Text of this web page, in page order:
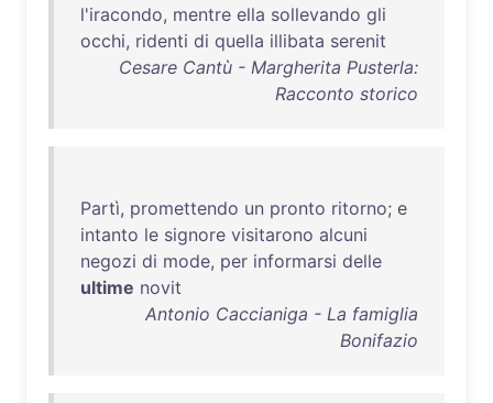
l'iracondo, mentre ella sollevando gli
occhi, ridenti di quella illibata serenit
Cesare Cantù - Margherita Pusterla:
Racconto storico
Partì, promettendo un pronto ritorno; e
intanto le signore visitarono alcuni
negozi di mode, per informarsi delle
ultime novit
Antonio Caccianiga - La famiglia
Bonifazio